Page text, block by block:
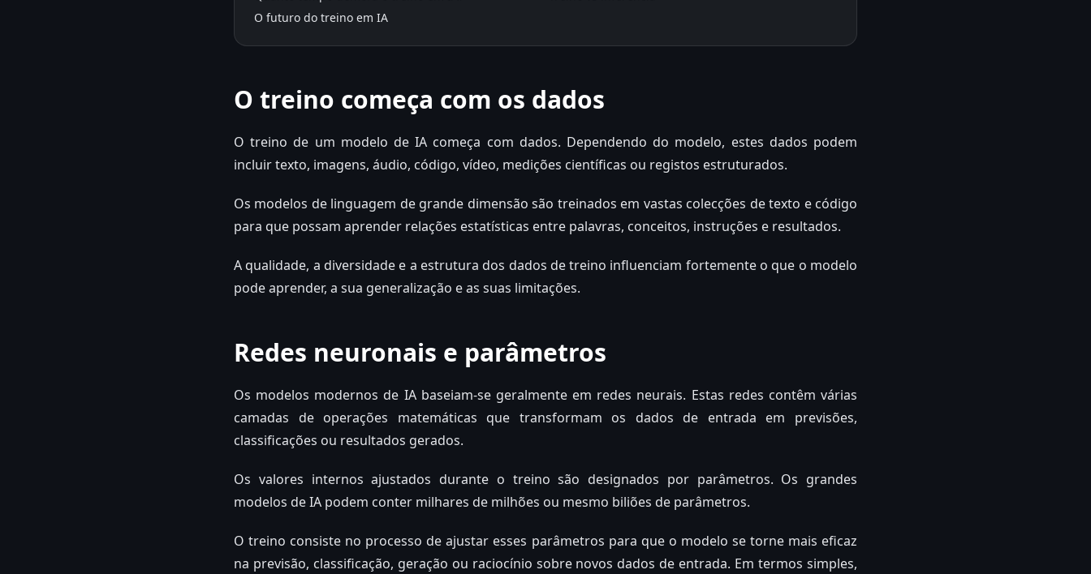
O futuro do treino em IA
O treino começa com os dados
O treino de um modelo de IA começa com dados. Dependendo do modelo, estes dados podem
incluir texto, imagens, áudio, código, vídeo, medições científicas ou registos estruturados.
Os modelos de linguagem de grande dimensão são treinados em vastas colecções de texto e código
para que possam aprender relações estatísticas entre palavras, conceitos, instruções e resultados.
A qualidade, a diversidade e a estrutura dos dados de treino influenciam fortemente o que o modelo
pode aprender, a sua generalização e as suas limitações.
Redes neuronais e parâmetros
Os modelos modernos de IA baseiam-se geralmente em redes neurais. Estas redes contêm várias
camadas de operações matemáticas que transformam os dados de entrada em previsões,
classificações ou resultados gerados.
Os valores internos ajustados durante o treino são designados por parâmetros. Os grandes
modelos de IA podem conter milhares de milhões ou mesmo biliões de parâmetros.
O treino consiste no processo de ajustar esses parâmetros para que o modelo se torne mais eficaz
na previsão, classificação, geração ou raciocínio sobre novos dados de entrada. Em termos simples,